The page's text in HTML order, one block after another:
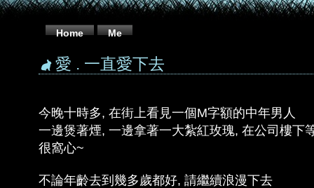
Home Me
愛 . 一直愛下去
今晚十時多, 在街上看見一個M字額的中年男人
一邊煲著煙, 一邊拿著一大紮紅玫瑰, 在公司樓下
很窩心~
不論年齡去到幾多歲都好, 請繼續浪漫下去